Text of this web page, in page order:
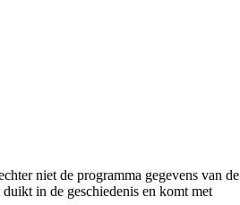
niet de programma gegevens van de
in de geschiedenis en komt met